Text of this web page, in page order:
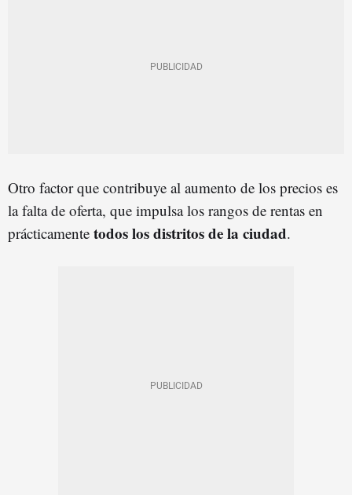
Otro factor que contribuye al aumento de los precios es
la falta de oferta, que impulsa los rangos de rentas en
prácticamente todos los distritos de la ciudad.